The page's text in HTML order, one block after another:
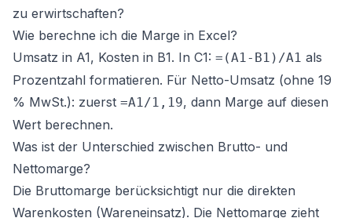
zu erwirtschaften?
Wie berechne ich die Marge in Excel?
Umsatz in A1, Kosten in B1. In C1: =(A1-B1)/A1 als
Prozentzahl formatieren. Für Netto-Umsatz (ohne 19
% MwSt.): zuerst =A1/1,19, dann Marge auf diesen
Wert berechnen.
Was ist der Unterschied zwischen Brutto- und
Nettomarge?
Die Bruttomarge berücksichtigt nur die direkten
Warenkosten (Wareneinsatz). Die Nettomarge zieht